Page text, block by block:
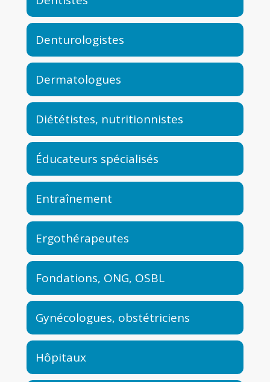
Denturologistes
Dermatologues
Diététistes, nutritionnistes
Éducateurs spécialisés
Entraînement
Ergothérapeutes
Fondations, ONG, OSBL
Gynécologues, obstétriciens
Hôpitaux